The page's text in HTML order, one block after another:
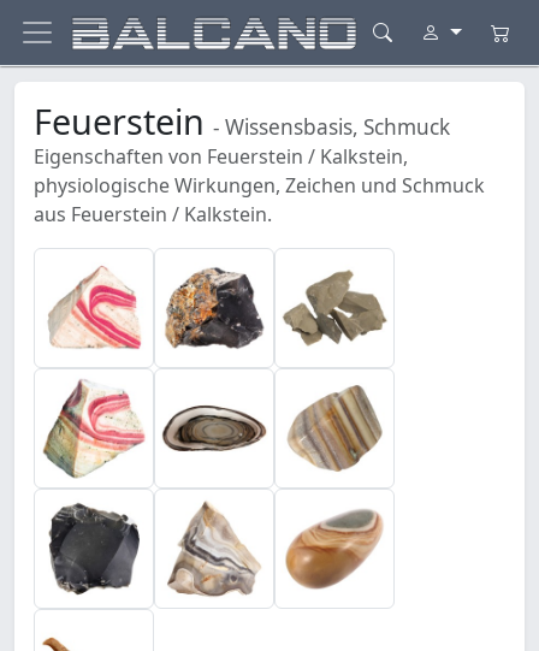
Feuerstein - Wissensbasis, Schmuck
Eigenschaften von Feuerstein / Kalkstein,
physiologische Wirkungen, Zeichen und Schmuck
aus Feuerstein / Kalkstein.